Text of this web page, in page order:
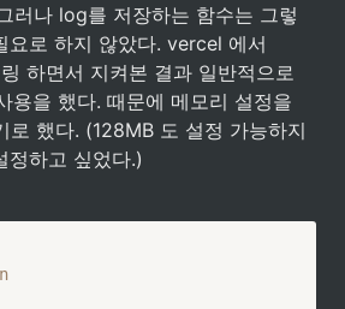
러나 log를 저장하는 함수는 그렇
요로 하지 않았다. vercel 에서
하면서 지켜본 결과 일반적으로
용을 했다. 때문에 메모리 설정을
로 했다. (128MB 도 설정 가능하지
정하고 싶었다.)